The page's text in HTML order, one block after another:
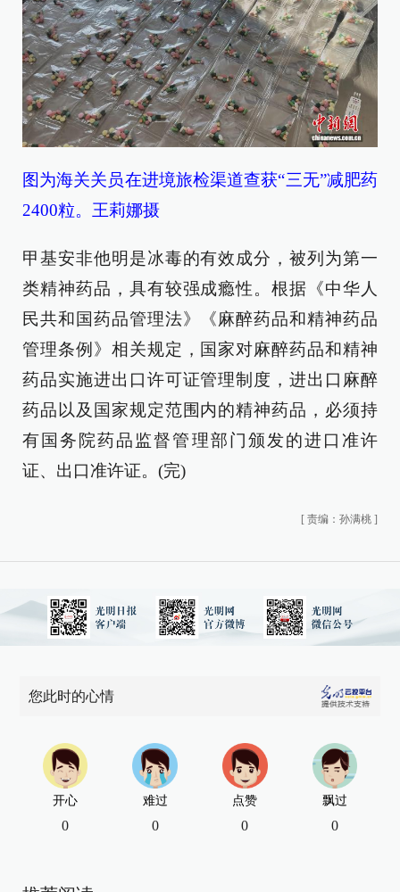
图为海关关员在进境旅检渠道查获“三无”减肥药
2400粒。王莉娜摄
甲基安非他明是冰毒的有效成分，被列为第一
类精神药品，具有较强成瘾性。根据《中华人
民共和国药品管理法》《麻醉药品和精神药品
管理条例》相关规定，国家对麻醉药品和精神
药品实施进出口许可证管理制度，进出口麻醉
药品以及国家规定范围内的精神药品，必须持
有国务院药品监督管理部门颁发的进口准许
证、出口准许证。(完)
[ 责编：孙满桃 ]
您此时的心情
开心
0
难过
0
点赞
0
飘过
0